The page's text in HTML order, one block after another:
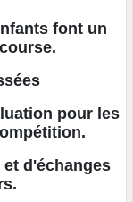
font un
pour les
d'échanges